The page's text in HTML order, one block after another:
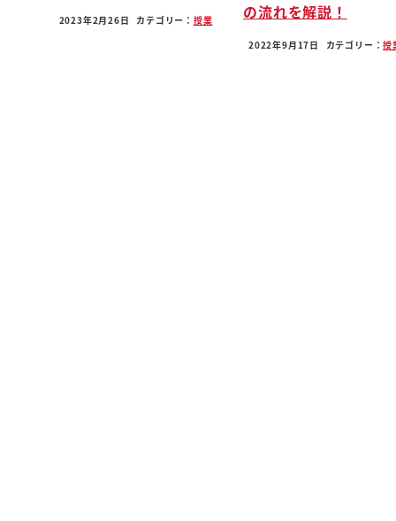
いうも四つありましたよね山崎元さんシリーズも
計11冊分の結論はこちらでですね
お話したいもうこの子の私の今日からの1本2本
2023年2月26日 カテゴリー： 授業
の流れを解説！
2022年9月17日 カテゴリー：授